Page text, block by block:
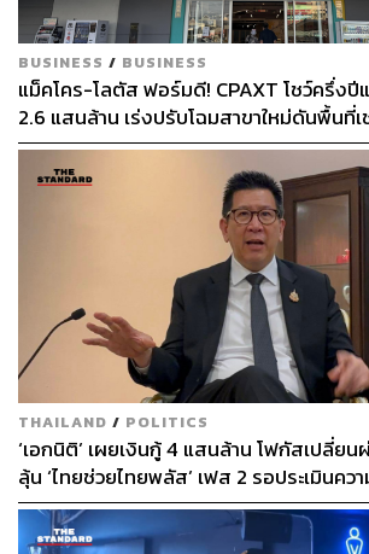
BUSINESS / BUSINESS
แม็คโคร-โลตัส ฟอร์มดี! CPAXT โชว์ครึ่งปี
2.6 แสนล้าน เร่งปรับโฉมสาขาใหม่ดันพื้นที่เ
THAILAND / POLITICS
‘เอกนิติ’ เผยเงินกู้ 4 แสนล้าน โฟกัสเปลี่ย
ลุ้น ‘ไทยช่วยไทยพลัส’ เฟส 2 รอประเมินควา